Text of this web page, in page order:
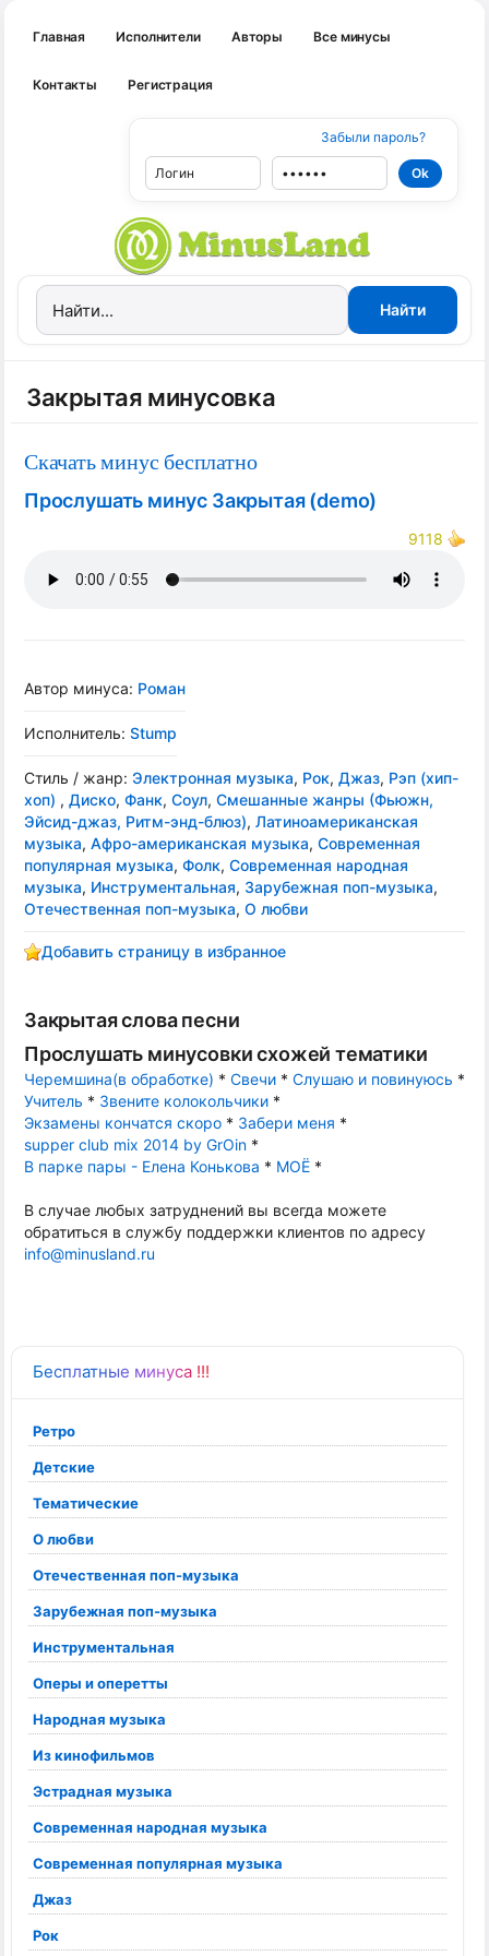
Главная Исполнители Авторы Все минусы
Контакты Регистрация
Забыли пароль?
Бесплатные минуса !!!
Ретро
Детские
Тематические
О любви
Отечественная поп-музыка
Зарубежная поп-музыка
Инструментальная
Оперы и оперетты
Народная музыка
Из кинофильмов
Эстрадная музыка
Современная народная музыка
Современная популярная музыка
Джаз
Рок
Закрытая минусовка
Скачать минус бесплатно
Прослушать минус Закрытая (demo)
9118
Автор минуса: Роман
Исполнитель: Stump
Стиль / жанр: Электронная музыка, Рок, Джаз, Рэп (хип-
хоп) , Диско, Фанк, Соул, Смешанные жанры (Фьюжн,
Эйсид-джаз, Ритм-энд-блюз), Латиноамериканская
музыка, Афро-американская музыка, Современная
популярная музыка, Фолк, Современная народная
музыка, Инструментальная, Зарубежная поп-музыка,
Отечественная поп-музыка, О любви
Добавить страницу в избранное
Закрытая слова песни
Прослушать минусовки схожей тематики
Черемшина(в обработке) * Свечи * Слушаю и повинуюсь *
Учитель * Звените колокольчики *
Экзамены кончатся скоро * Забери меня *
supper club mix 2014 by GrOin *
В парке пары - Елена Конькова * МОЁ *
В случае любых затруднений вы всегда можете
обратиться в службу поддержки клиентов по адресу
info@minusland.ru